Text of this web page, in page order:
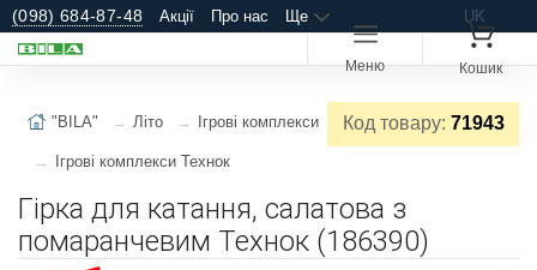
(098) 684-87-48 Акції Про нас Ще UK
Меню Кошик
Код товару: 71943
"BILA" Літо Ігрові комплекси
Ігрові комплекси Технок
Гірка для катання, салатова з
помаранчевим Технок (186390)